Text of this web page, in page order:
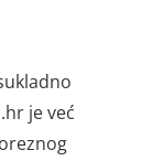
je već